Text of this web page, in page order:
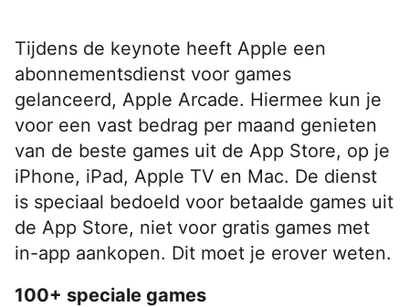
Tijdens de keynote heeft Apple een
abonnementsdienst voor games
gelanceerd, Apple Arcade. Hiermee kun je
voor een vast bedrag per maand genieten
van de beste games uit de App Store, op je
iPhone, iPad, Apple TV en Mac. De dienst
is speciaal bedoeld voor betaalde games uit
de App Store, niet voor gratis games met
in-app aankopen. Dit moet je erover weten.
100+ speciale games